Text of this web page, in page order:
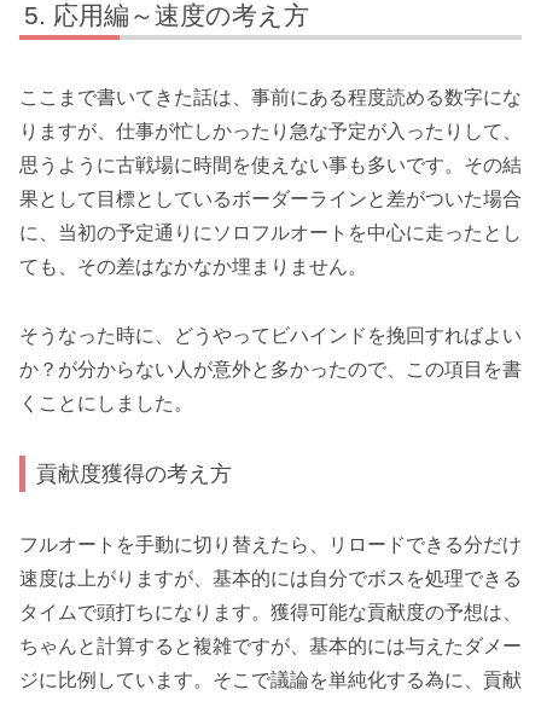
応用編～速度の考え方
ここまで書いてきた話は、事前にある程度読める数字にな
りますが、仕事が忙しかったり急な予定が入ったりして、
思うように古戦場に時間を使えない事も多いです。その結
果として目標としているボーダーラインと差がついた場合
に、当初の予定通りにソロフルオートを中心に走ったとし
ても、その差はなかなか埋まりません。
そうなった時に、どうやってビハインドを挽回すればよい
か？が分からない人が意外と多かったので、この項目を書
くことにしました。
貢献度獲得の考え方
フルオートを手動に切り替えたら、リロードできる分だけ
速度は上がりますが、基本的には自分でボスを処理できる
タイムで頭打ちになります。獲得可能な貢献度の予想は、
ちゃんと計算すると複雑ですが、基本的には与えたダメー
ジに比例しています。そこで議論を単純化する為に、貢献